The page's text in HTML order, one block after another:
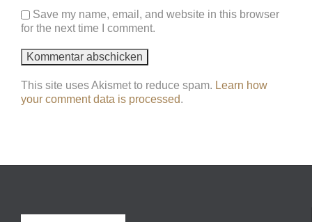
Save my name, email, and website in this browser
for the next time I comment.
This site uses Akismet to reduce spam. Learn how
your comment data is processed.